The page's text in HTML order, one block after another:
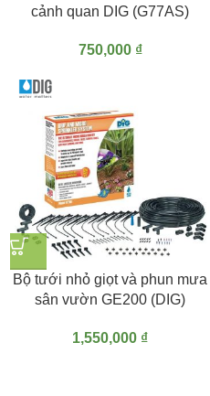
cảnh quan DIG (G77AS)
750,000 ₫
Bộ tưới nhỏ giọt và phun mưa
sân vườn GE200 (DIG)
1,550,000 ₫